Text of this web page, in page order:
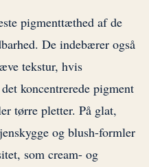
pigmenttæthed af de
De indebærer også
tekstur, hvis
koncentrerede pigment
tørre pletter. På glat,
og blush-formler
som cream- og